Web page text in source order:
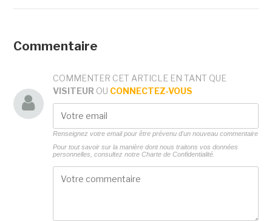
Commentaire
COMMENTER CET ARTICLE EN TANT QUE
VISITEUR OU CONNECTEZ-VOUS
Renseignez votre email pour être prévenu d'un nouveau commentaire
Pour tout savoir sur la manière dont nous traitons vos données
personnelles, consultez notre Charte de Confidentialité.